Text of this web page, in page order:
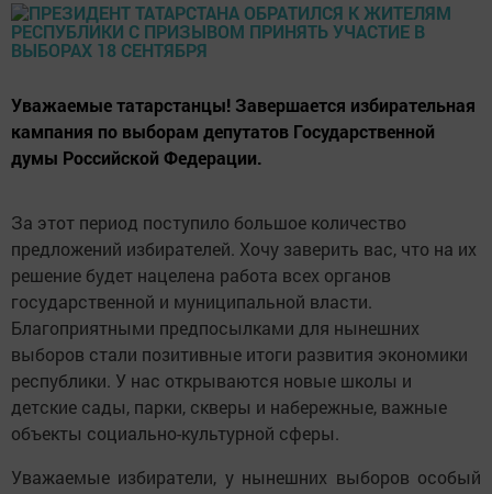
Уважаемые татарстанцы! Завершается избирательная
кампания по выборам депутатов Государственной
думы Российской Федерации.
За этот период поступило большое количество
предложений избирателей. Хочу заверить вас, что на их
решение будет нацелена работа всех органов
государственной и муниципальной власти.
Благоприятными предпосылками для нынешних
выборов стали позитивные итоги развития экономики
республики. У нас открываются новые школы и
детские сады, парки, скверы и набережные, важные
объекты социально-культурной сферы.
Уважаемые избиратели, у нынешних выборов особый